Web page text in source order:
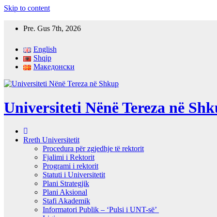
Skip to content
Pre. Gus 7th, 2026
English
Shqip
Македонски
Universiteti Nënë Tereza në
Rreth Universitetit
Procedura për zgjedhje të rektorit
Fjalimi i Rektorit
Programi i rektorit
Statuti i Universitetit
Plani Strategjik
Plani Aksional
Stafi Akademik
Informatori Publik – ‘Pulsi i UNT-së’